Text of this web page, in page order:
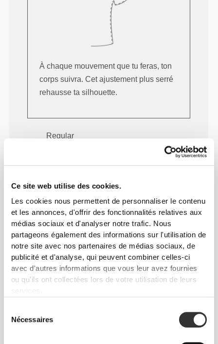
Ce site web utilise des cookies.
Les cookies nous permettent de personnaliser le contenu
et les annonces, d'offrir des fonctionnalités relatives aux
médias sociaux et d'analyser notre trafic. Nous
partageons également des informations sur l'utilisation de
notre site avec nos partenaires de médias sociaux, de
publicité et d'analyse, qui peuvent combiner celles-ci
avec d'autres informations que vous leur avez fournies
ou qu'ils ont collectées lors de votre utilisation de leurs
Nécessaires
À chaque mouvement que tu feras, ton
corps suivra. Cet ajustement plus serré
rehausse ta silhouette.
Regular
Pour des mouvements libres et
confortables chaque jour. Telle est
la devise.
Ample